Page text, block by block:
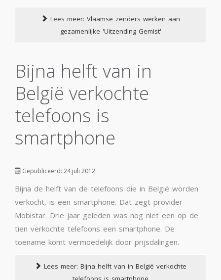
Lees meer: Vlaamse zenders werken aan
gezamenlijke 'Uitzending Gemist'
Bijna helft van in
België verkochte
telefoons is
smartphone
Gepubliceerd: 24 juli 2012
Bijna de helft van de telefoons die in België worden
verkocht, is een smartphone. Dat zegt provider
Mobistar. Drie jaar geleden was nog niet een op de
tien verkochte telefoons een smartphone. De
toename komt vermoedelijk door prijsdalingen.
Lees meer: Bijna helft van in België verkochte